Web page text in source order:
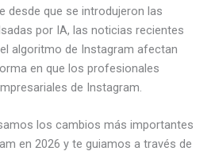
desde que se introdujeron las
por IA, las noticias recientes
algoritmo de Instagram afectan
en que los profesionales
de Instagram.
los cambios más importantes
en 2026 y te guiamos a través de